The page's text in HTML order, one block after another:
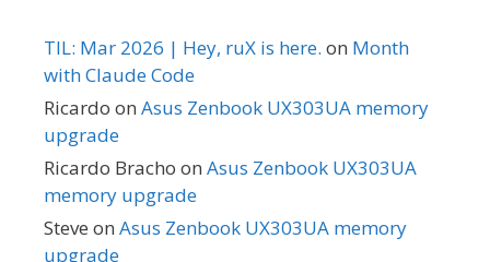
TIL: Mar 2026 | Hey, ruX is here. on Month
with Claude Code
Ricardo on Asus Zenbook UX303UA memory
upgrade
Ricardo Bracho on Asus Zenbook UX303UA
memory upgrade
Steve on Asus Zenbook UX303UA memory
upgrade